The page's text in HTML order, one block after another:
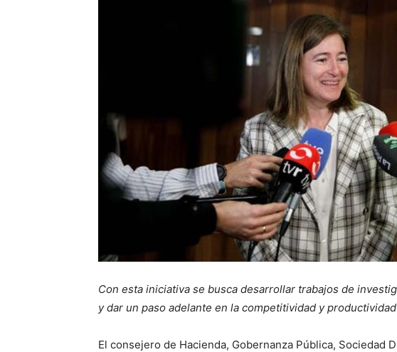
Con esta iniciativa se busca desarrollar trabajos de
y dar un paso adelante en la competitividad y
El consejero de Hacienda, Gobernanza Pública, Sociedad